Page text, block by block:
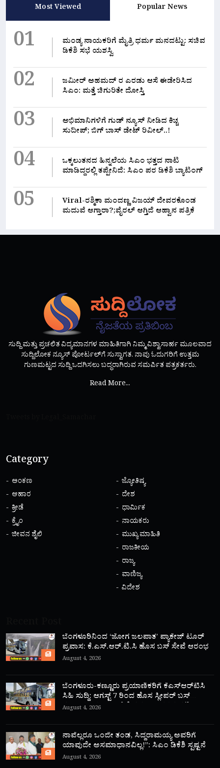
Most Viewed Popular News
01
ಮಂಡ್ಯ ನಾಯಕರಿಗೆ ಮೈತ್ರಿ ಧರ್ಮ ಮನದಟ್ಟು: ಸಚಿವ
ಡಿಕೆಶಿ ಸಭೆ ಯಶಸ್ವಿ
02
ಜಮೀರ್ ಅಹಮದ್ ರ ಎರಡು ಆಸೆ ಈಡೇರಿಸಿದ
ಸಿಎಂ: ಮತ್ತೆ ಚಿಗುರಿತೇ ದೋಸ್ತಿ
03
ಅಭಿಮಾನಿಗಳಿಗೆ ಗುಡ್ ನ್ಯೂಸ್ ನೀಡಿದ ಕಿಚ್ಚ
ಸುದೀಪ್; ಬಿಗ್ ಬಾಸ್ ಡೇಟ್ ರಿವೀಲ್..!
04
ಒಕ್ಕಲುತನದ ಹಿನ್ನಲೆಯ ಸಿಎಂ ಭತ್ತದ ನಾಟಿ
ಮಾಡಿದ್ದರಲ್ಲಿ‌ ತಪ್ಪೇನಿದೆ: ಸಿಎಂ ಪರ ಡಿಕೆಶಿ ಬ್ಯಾಟಿಂಗ್
05
Viral-ರಶ್ಮಿಕಾ ಮಂದಣ್ಣ ವಿಜಯ್ ದೇವರಕೊಂಡ
ಮದುವೆ ಆಗ್ತಾರಾ?;ವೈರಲ್ ಆಗ್ತಿದೆ ಆಹ್ವಾನ ಪತ್ರಿಕೆ
ಸುದ್ದಿ ಮತ್ತು ಪ್ರಚಲಿತ ವಿದ್ಯಮಾನಗಳ ಮಾಹಿತಿಗಾಗಿ ನಿಮ್ಮ ವಿಶ್ವಾಸಾರ್ಹ ಮೂಲವಾದ
ಸುದ್ದಿಲೋಕ ನ್ಯೂಸ್ ಪೋರ್ಟಲ್‌ಗೆ ಸುಸ್ವಾಗತ. ನಾವು ಓದುಗರಿಗೆ ಉತ್ತಮ
ಗುಣಮಟ್ಟದ ಸುದ್ದಿ ಒದಗಿಸಲು ಬದ್ಧರಾಗಿರುವ ಸಮರ್ಪಿತ ಪತ್ರಕರ್ತರು.
Read More...
Category
ಅಂಕಣ
ಆಹಾರ
ಕ್ರೀಡೆ
ಕ್ರೈಂ
ಜೀವನ ಶೈಲಿ
ಜ್ಯೋತಿಷ್ಯ
ದೇಶ
ಧಾರ್ಮಿಕ
ನಾಯಕರು
ಮುಖ್ಯ ಮಾಹಿತಿ
ರಾಜಕೀಯ
ರಾಜ್ಯ
ವಾಣಿಜ್ಯ
ವಿದೇಶ
ಬೆಂಗಳೂರಿನಿಂದ ‘ಜೋಗ ಜಲಪಾತ’ ಪ್ಯಾಕೇಜ್ ಟೂರ್
ಪ್ರವಾಸ: ಕೆ.ಎಸ್.ಆರ್.ಟಿ.ಸಿ ಹೊಸ ಬಸ್ ಸೇವೆ ಆರಂಭ
August 4, 2026
ಬೆಂಗಳೂರು-ಕಣ್ಣೂರು ಪ್ರಯಾಣಿಕರಿಗೆ ಕೆಎಸ್‌ಆರ್‌ಟಿಸಿ
ಸಿಹಿ ಸುದ್ದಿ: ಆಗಸ್ಟ್ 7 ರಿಂದ ಹೊಸ ಸ್ಲೀಪರ್ ಬಸ್
ಸಂಚಾರ ಆರಂಭ; ಇಲ್ಲಿದೆ ಸಮಯ, ದರದ ಪಟ್ಟಿ!
August 4, 2026
ನಾವೆಲ್ಲರೂ ಒಂದೇ ತಂಡ, ಸಿದ್ದರಾಮಯ್ಯ ಅವರಿಗೆ
ಯಾವುದೇ ಅಸಮಾಧಾನವಿಲ್ಲ!”: ಸಿಎಂ ಡಿಕೆಶಿ ಸ್ಪಷ್ಟನೆ
August 4, 2026